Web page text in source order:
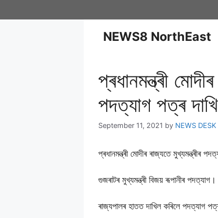
NEWS8 NorthEast
প্ৰধানমন্ত্ৰী
পদত্যাগ পত্ৰ
September 11, 2021 by NEWS DESK
প্ৰধানমন্ত্ৰী মোদীৰ ৰাজ্যতে মুখ্যমন্ত্ৰীৰ
গুজৰাটৰ মুখ্যমন্ত্ৰী বিজয় ৰূপানীৰ পদত্যাগ।
ৰাজ্যপালৰ হাতত দাখিল কৰিলে পদত্যাগ